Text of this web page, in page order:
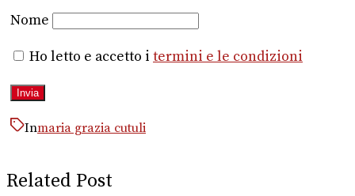
Nome
Ho letto e accetto i termini e le condizioni
Inmaria grazia cutuli
Related Post